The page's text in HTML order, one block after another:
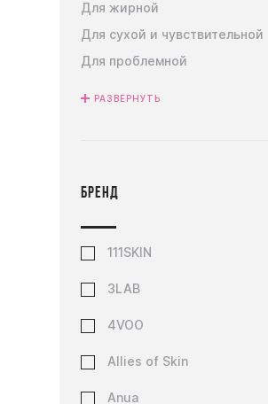
Для жирной
Для сухой и чувствительной
Для проблемной
РАЗВЕРНУТЬ
Бренд
111SKIN
3LAB
4VOO
Allies of Skin
Anua